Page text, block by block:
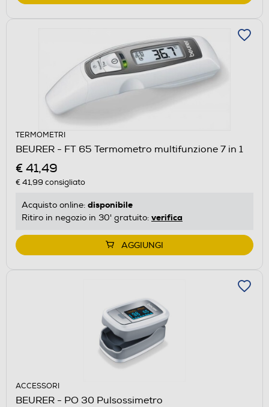
TERMOMETRI
BEURER - FT 65 Termometro multifunzione 7 in 1
€ 41,49
€ 41,99 consigliato
Acquisto online: disponibile
Ritiro in negozio in 30' gratuito: verifica
AGGIUNGI
ACCESSORI
BEURER - PO 30 Pulsossimetro